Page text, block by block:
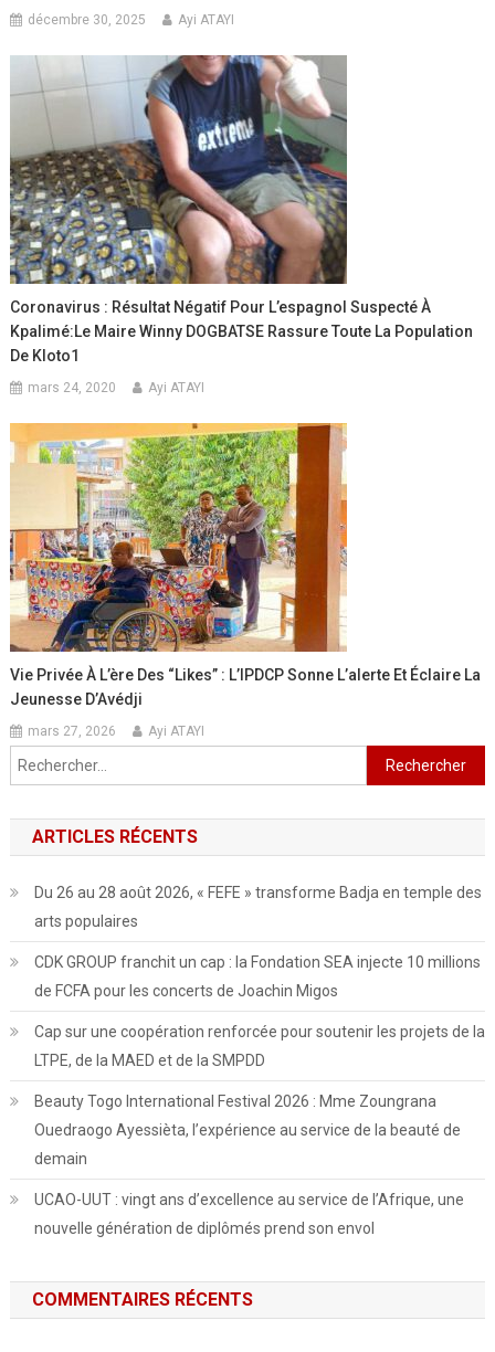
décembre 30, 2025 Ayi ATAYI
Coronavirus : Résultat Négatif Pour L’espagnol Suspecté À
Kpalimé:Le Maire Winny DOGBATSE Rassure Toute La Population
De Kloto1
mars 24, 2020 Ayi ATAYI
Vie Privée À L’ère Des “likes” : L’IPDCP Sonne L’alerte Et Éclaire La
Jeunesse D’Avédji
mars 27, 2026 Ayi ATAYI
Rechercher :
ARTICLES RÉCENTS
Du 26 au 28 août 2026, « FEFE » transforme Badja en temple des
arts populaires
CDK GROUP franchit un cap : la Fondation SEA injecte 10 millions
de FCFA pour les concerts de Joachin Migos
Cap sur une coopération renforcée pour soutenir les projets de la
LTPE, de la MAED et de la SMPDD
Beauty Togo International Festival 2026 : Mme Zoungrana
Ouedraogo Ayessièta, l’expérience au service de la beauté de
demain
UCAO-UUT : vingt ans d’excellence au service de l’Afrique, une
nouvelle génération de diplômés prend son envol
COMMENTAIRES RÉCENTS